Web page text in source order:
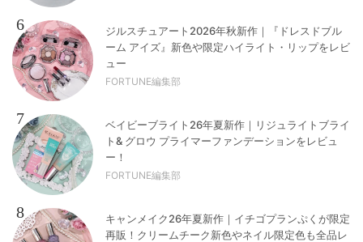
6
ジルスチュアート2026年秋新作｜『ドレスドブル
ーム アイズ』新色や限定ハイライト・リップをレビ
ュー
FORTUNE編集部
7
ベイビーブライト26年夏新作｜リジュライトブライ
ト& グロウ プライマーファンデーションをレビュ
ー！
FORTUNE編集部
8
キャンメイク26年夏新作｜イチゴプランぷくが限定
再販！クリームチーク新色やネイル限定色も全品レ